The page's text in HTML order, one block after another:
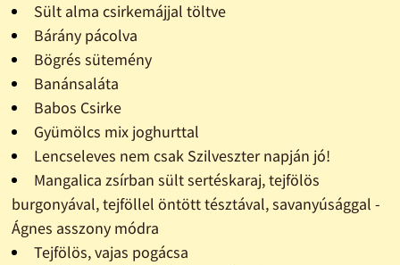
Sült alma csirkemájjal töltve
Bárány pácolva
Bögrés sütemény
Banánsaláta
Babos Csirke
Gyümölcs mix joghurttal
Lencseleves nem csak Szilveszter napján jó!
Mangalica zsírban sült sertéskaraj, tejfölös
burgonyával, tejföllel öntött tésztával, savanyúsággal -
Ágnes asszony módra
Tejfölös, vajas pogácsa